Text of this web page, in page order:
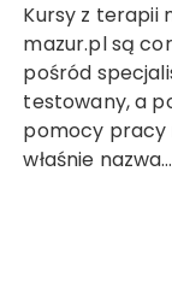
Kursy z terapii manualnej https://szkolenia-
mazur.pl są
pośród
testowany, a
pomocy pracy
właśnie nazwa…